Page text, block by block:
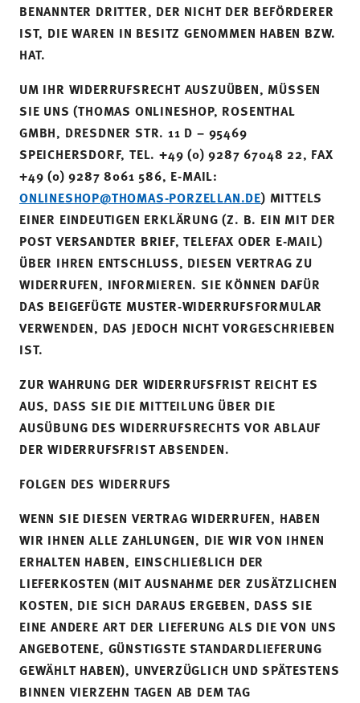
BENANNTER DRITTER, DER NICHT DER BEFÖRDERER
IST, DIE WAREN IN BESITZ GENOMMEN HABEN BZW.
HAT.
UM IHR WIDERRUFSRECHT AUSZUÜBEN, MÜSSEN
SIE UNS (THOMAS ONLINESHOP, ROSENTHAL
GMBH, DRESDNER STR. 11 D – 95469
SPEICHERSDORF, TEL. +49 (0) 9287 67048 22, FAX
+49 (0) 9287 8061 586, E-MAIL:
ONLINESHOP@THOMAS-PORZELLAN.DE) MITTELS
EINER EINDEUTIGEN ERKLÄRUNG (Z. B. EIN MIT DER
POST VERSANDTER BRIEF, TELEFAX ODER E-MAIL)
ÜBER IHREN ENTSCHLUSS, DIESEN VERTRAG ZU
WIDERRUFEN, INFORMIEREN. SIE KÖNNEN DAFÜR
DAS BEIGEFÜGTE MUSTER-WIDERRUFSFORMULAR
VERWENDEN, DAS JEDOCH NICHT VORGESCHRIEBEN
IST.
ZUR WAHRUNG DER WIDERRUFSFRIST REICHT ES
AUS, DASS SIE DIE MITTEILUNG ÜBER DIE
AUSÜBUNG DES WIDERRUFSRECHTS VOR ABLAUF
DER WIDERRUFSFRIST ABSENDEN.
FOLGEN DES WIDERRUFS
WENN SIE DIESEN VERTRAG WIDERRUFEN, HABEN
WIR IHNEN ALLE ZAHLUNGEN, DIE WIR VON IHNEN
ERHALTEN HABEN, EINSCHLIEßLICH DER
LIEFERKOSTEN (MIT AUSNAHME DER ZUSÄTZLICHEN
KOSTEN, DIE SICH DARAUS ERGEBEN, DASS SIE
EINE ANDERE ART DER LIEFERUNG ALS DIE VON UNS
ANGEBOTENE, GÜNSTIGSTE STANDARDLIEFERUNG
GEWÄHLT HABEN), UNVERZÜGLICH UND SPÄTESTENS
BINNEN VIERZEHN TAGEN AB DEM TAG